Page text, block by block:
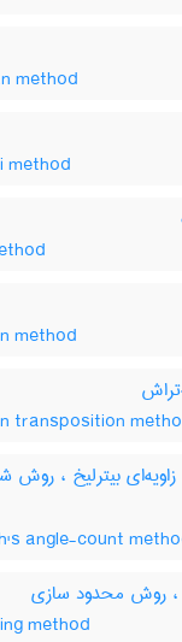
method
method
method
transposition
بیترلیخ ، روش
angle-count
روش محدود سازی
method